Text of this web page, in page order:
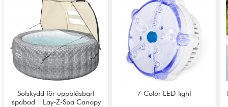
Solskydd för uppblåsbart
spabad | Lay-Z-Spa Canopy
7-Color LED-light